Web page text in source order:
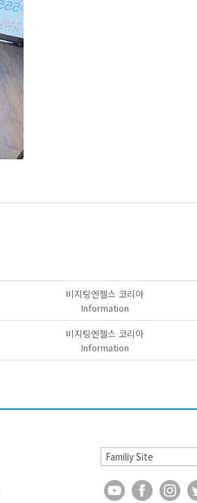
비지팅엔젤스 코리아
Information
비지팅엔젤스 코리아
Information